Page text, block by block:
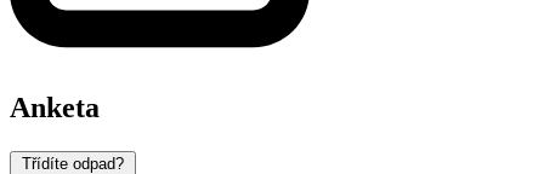
Anketa
Třídíte odpad?